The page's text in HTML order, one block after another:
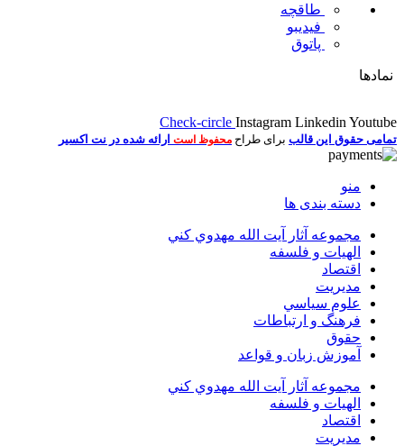
طاقچه
فیدیبو
پاتوق
نمادها
Check-circle Instagram Linkedin Youtube
تمامی حقوق این قالب برای طراح محفوظ است ارائه شده در نت اکسیر
منو
دسته بندی ها
مجموعه آثار آيت الله مهدوي كني
الهیات و فلسفه
اقتصاد
مديريت
علوم سياسي
فرهنگ و ارتباطات
حقوق
آموزش زبان و قواعد
مجموعه آثار آيت الله مهدوي كني
الهیات و فلسفه
اقتصاد
مديريت